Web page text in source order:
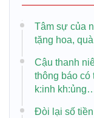
Tâm sự của
tặng hoa,
Cậu thanh
thông báo có
k:inh
Đòi lại số